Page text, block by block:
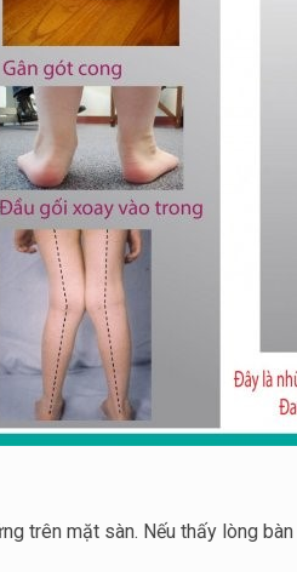
trên mặt sàn. Nếu thấy lòng